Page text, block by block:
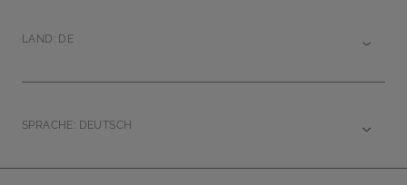
LAND: DE
SPRACHE: DEUTSCH